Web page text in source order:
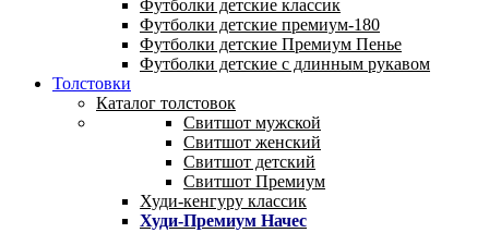
Футболки детские классик
Футболки детские премиум-180
Футболки детские Премиум Пенье
Футболки детские с длинным рукавом
Толстовки
Каталог толстовок
Свитшот мужской
Свитшот женский
Свитшот детский
Свитшот Премиум
Худи-кенгуру классик
Худи-Премиум Начес